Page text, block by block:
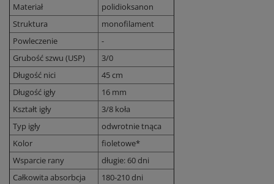
Materiał
polidioksanon
Struktura
monofilament
Powleczenie
-
Grubość szwu (USP)
3/0
Długość nici
45 cm
Długość igły
16 mm
Kształt igły
3/8 koła
Typ igły
odwrotnie tnąca
Kolor
fioletowe*
Wsparcie rany
długie: 60 dni
Całkowita absorbcja
180-210 dni